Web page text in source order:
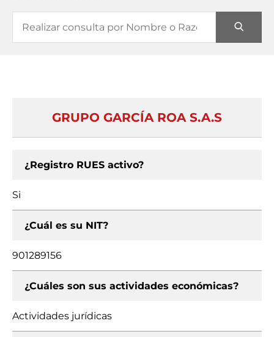
GRUPO GARCÍA ROA S.A.S
¿Registro RUES activo?
Si
¿Cuál es su NIT?
901289156
¿Cuáles son sus actividades económicas?
Actividades jurídicas